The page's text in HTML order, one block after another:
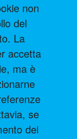
non
del
La
accetta
ma è
se
dei